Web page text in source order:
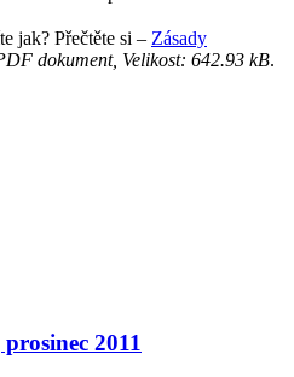
jak? Přečtěte si – Zásady
dokument, Velikost: 642.93 kB.
2011